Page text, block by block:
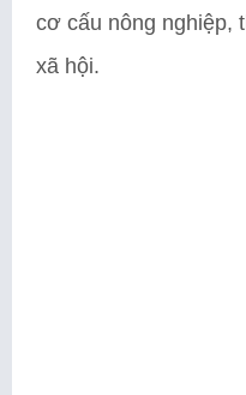
cơ cấu nông nghiệp,
xã hội.